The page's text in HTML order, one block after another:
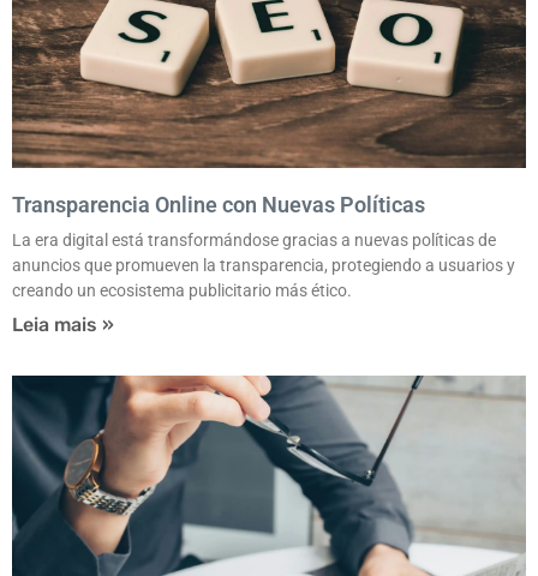
Transparencia Online con Nuevas Políticas
La era digital está transformándose gracias a nuevas políticas de
anuncios que promueven la transparencia, protegiendo a usuarios y
creando un ecosistema publicitario más ético.
Leia mais »